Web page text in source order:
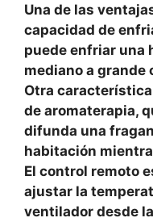
Una de las
capacidad de
puede enfriar una
mediano a grande
Otra
de aromaterapia,
difunda una
habitación
El control remoto
ajustar la
ventilador desde